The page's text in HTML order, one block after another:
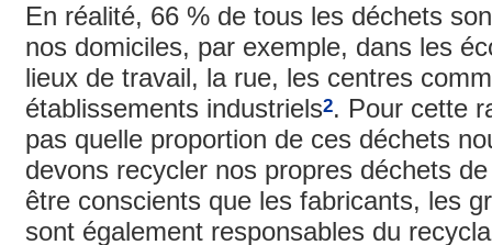
En réalité, 66 % de tous les déchets
nos domiciles, par exemple, dans les
lieux de travail, la rue, les centres
établissements industriels2. Pour cette
pas quelle proportion de ces déchets
devons recycler nos propres déchets
être conscients que les fabricants, les
sont également responsables du